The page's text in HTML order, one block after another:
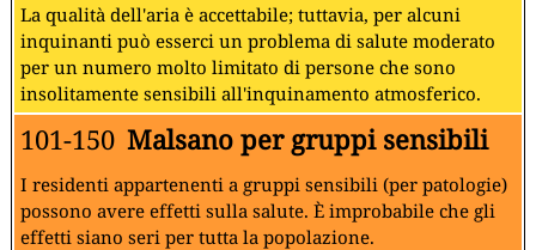
La qualità dell'aria è accettabile; tuttavia, per alcuni
inquinanti può esserci un problema di salute moderato
per un numero molto limitato di persone che sono
insolitamente sensibili all'inquinamento atmosferico.
101-150 Malsano per gruppi sensibili
I residenti appartenenti a gruppi sensibili (per patologie)
possono avere effetti sulla salute. È improbabile che gli
effetti siano seri per tutta la popolazione.